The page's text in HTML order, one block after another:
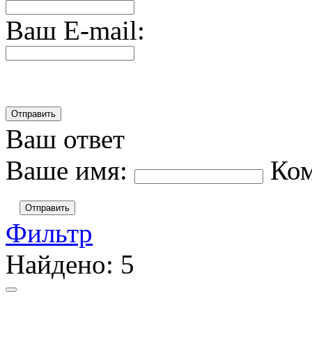
Ваш E-mail:
Ваш ответ
Ваше имя:
Отправить
Фильтр
Найдено: 5